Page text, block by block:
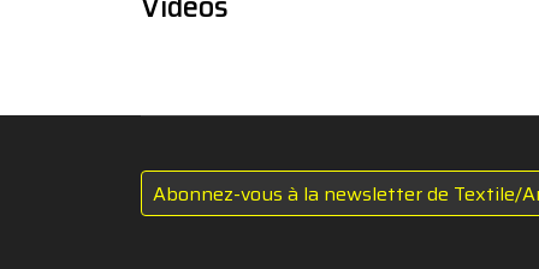
Abonnez-vous à la newsletter de Textile/